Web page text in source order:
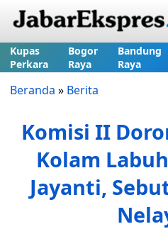
Kupas
Perkara
Bogor
Raya
Bandung
Raya
Beranda » Berita
Komisi II
Kolam
Jayanti,